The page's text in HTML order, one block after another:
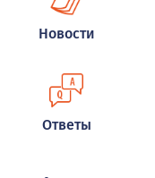
Новости
Ответы